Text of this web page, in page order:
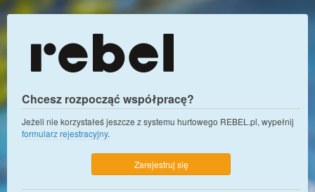
Chcesz rozpocząć współpracę?
Jeżeli nie korzystałeś jeszcze z systemu hurtowego REBEL.pl, wypełnij
formularz rejestracyjny.
Zarejestruj się